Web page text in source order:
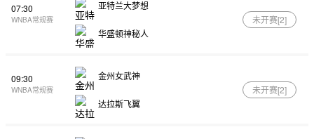
07:30
WNBA常规赛
亚特兰大梦想
华盛顿神秘人
未开赛[2]
09:30
WNBA常规赛
金州女武神
达拉斯飞翼
未开赛[2]